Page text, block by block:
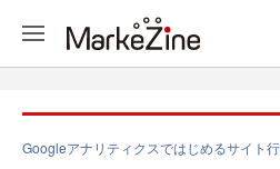
Googleアナリティクスではじめるサイト